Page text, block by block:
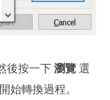
後按一下瀏覽選
始轉換過程。